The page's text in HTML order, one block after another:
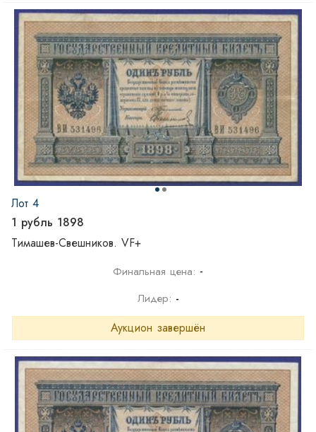
Лот 4
1 рубль 1898
Тимашев-Свешников. VF+
Финальная цена: -
Лидер: -
Аукцион завершён